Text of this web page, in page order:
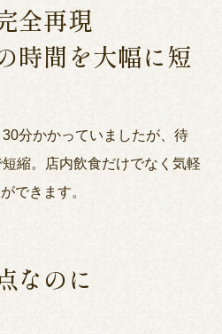
全再現
時間を大幅に短
分かかっていましたが、待
縮。店内飲食だけでなく気軽
できます。
なのに